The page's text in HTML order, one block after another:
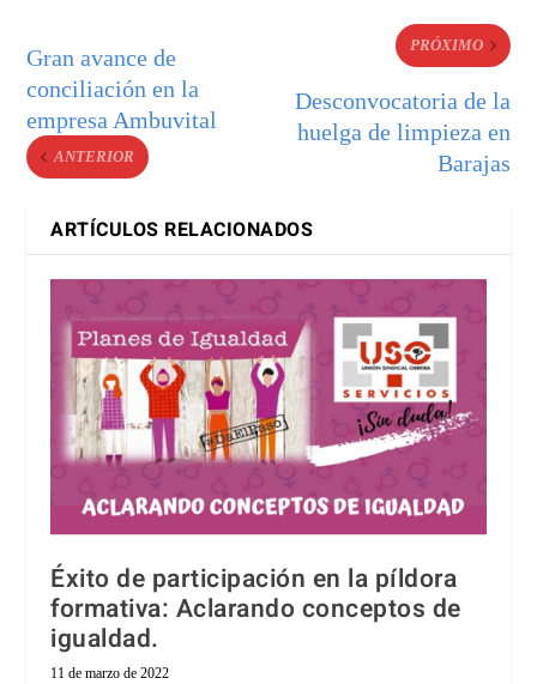
Gran avance de
conciliación en la
empresa Ambuvital
ANTERIOR
PRÓXIMO
Desconvocatoria de la
huelga de limpieza en
Barajas
ARTÍCULOS RELACIONADOS
Éxito de participación en la píldora
formativa: Aclarando conceptos de
igualdad.
11 de marzo de 2022